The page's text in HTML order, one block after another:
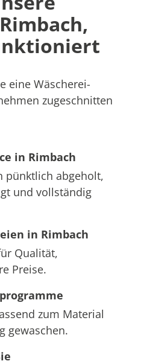
eine Wäscherei-
zugeschnitten
in Rimbach
pünktlich abgeholt,
und vollständig
in Rimbach
Qualität,
Preise.
zum Material
gewaschen.